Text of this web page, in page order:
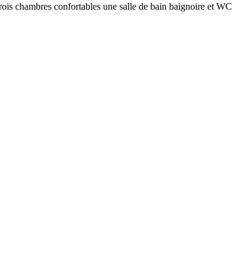
chambres confortables une salle de bain baignoire et WC